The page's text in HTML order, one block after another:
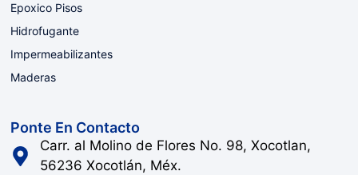
Epoxico Pisos
Hidrofugante
Impermeabilizantes
Maderas
Ponte En Contacto
Carr. al Molino de Flores No. 98, Xocotlan,
56236 Xocotlán, Méx.